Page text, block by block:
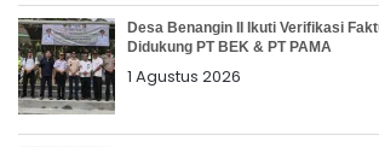
Desa Benangin II Ikuti Verifikasi
Didukung PT BEK & PT PAMA
1 Agustus 2026